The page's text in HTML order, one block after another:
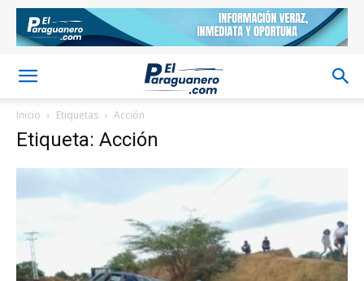
Inicio Etiquetas Acción
Etiqueta: Acción